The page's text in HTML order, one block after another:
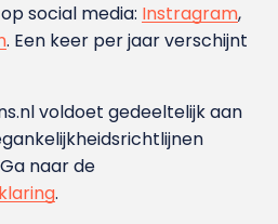
social media: Instragram,
. Een keer per jaar verschijnt
voldoet gedeeltelijk aan
Ga naar de
.